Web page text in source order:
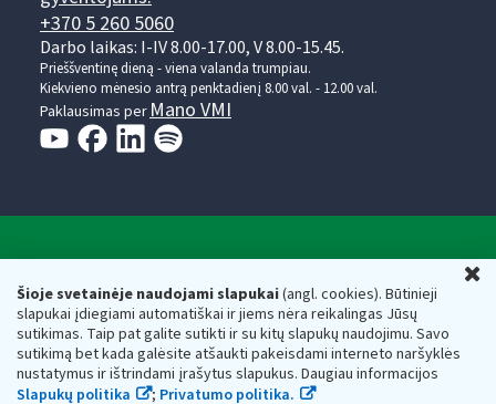
Šioje svetainėje naudojami slapukai(angl. cookies). Būtinieji
slapukai įdiegiami automatiškai ir jiems nėra reikalingas Jūsų
sutikimas. Taip pat galite sutikti ir su kitų slapukų naudojimu. Savo
sutikimą bet kada galėsite atšaukti pakeisdami interneto naršyklės
nustatymus ir ištrindami įrašytus slapukus. Daugiau informacijos
Slapukų politika
; Privatumo politika.
+370 5 260 5060
Darbo laikas: I-IV 8.00-17.00, V 8.00-15.45.
Prieššventinę dieną - viena valanda trumpiau.
Kiekvieno mėnesio antrą penktadienį 8.00 val. - 12.00 val.
Paklausimas per Mano VMI
Respublikos finansų ministerijos
Biudžetinė įstaiga. Juridinio asmens kodas — 188659752,
adresas: Vasario 16-osios g. 14, 01107 Vilnius, Lietuva, el.paštas:
vmi@vmi.lt, E. pristatymo dėžutės adresas 188659752
Duomenys apie Valstybinę mokesčių inspekciją prie Lietuvos